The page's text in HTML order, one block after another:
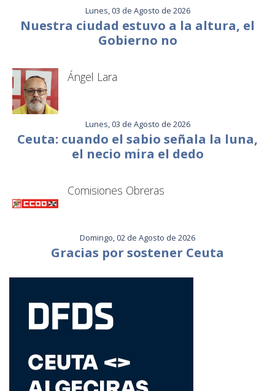
Lunes, 03 de Agosto de 2026
Nuestra ciudad estuvo a la altura, el
Gobierno no
Ángel Lara
Lunes, 03 de Agosto de 2026
Ceuta: cuando el sabio señala la luna,
el necio mira el dedo
Comisiones Obreras
Domingo, 02 de Agosto de 2026
Gracias por sostener Ceuta